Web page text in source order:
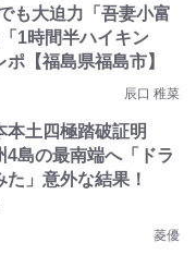
も大迫力「吾妻小富
1時間半ハイキン
【福島県福島市】
辰口 稚菜
本土四極踏破証明
4島の最南端へ「ドラ
」意外な結果！
菱優